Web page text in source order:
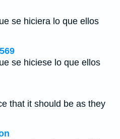
se hiciera lo que ellos
se hiciese lo que ellos
that it should be as they